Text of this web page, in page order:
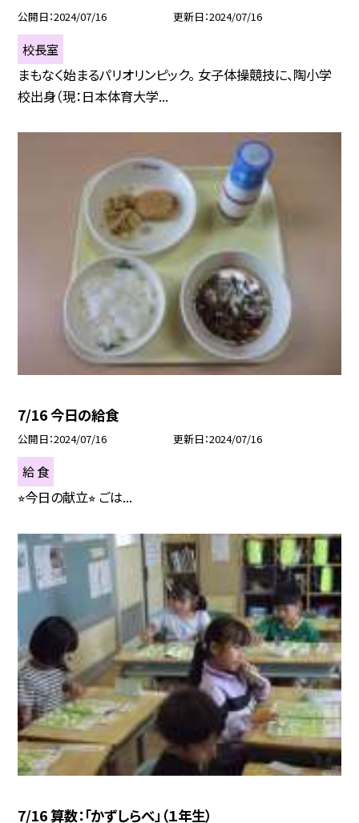
公開日 2024/07/16 更新日 2024/07/16
校長室
まもなく始まるパリオリンピック。 女子体操競技に、陶小学
校出身（現：日本体育大学...
7/16 今日の給食
公開日 2024/07/16 更新日 2024/07/16
給 食
⭐︎今日の献立⭐︎ ごは...
7/16 算数：「かずしらべ」（１年生）